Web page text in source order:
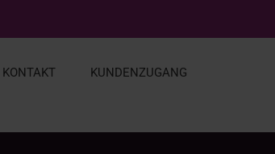
KONTAKT KUNDENZUGANG